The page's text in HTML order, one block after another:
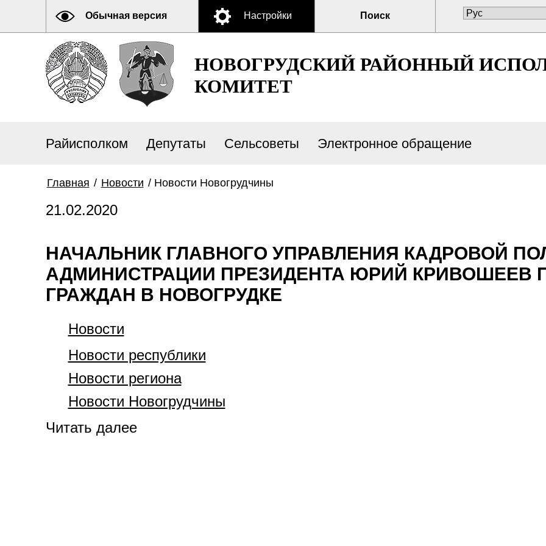
Обычная версия Настройки Поиск
НОВОГРУДСКИЙ РАЙОННЫЙ
КОМИТЕТ
Райисполком Депутаты Сельсоветы Электронное обращение
Главная / Новости / Новости Новогрудчины
21.02.2020
НАЧАЛЬНИК ГЛАВНОГО УПРАВЛЕНИЯ КАДРОВОЙ
АДМИНИСТРАЦИИ ПРЕЗИДЕНТА ЮРИЙ КРИВОШЕЕВ
ГРАЖДАН В НОВОГРУДКЕ
Новости
Новости республики
Новости региона
Новости Новогрудчины
Читать далее